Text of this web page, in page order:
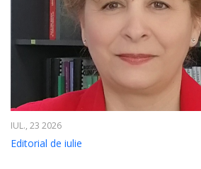
IUL., 23 2026
Editorial de iulie